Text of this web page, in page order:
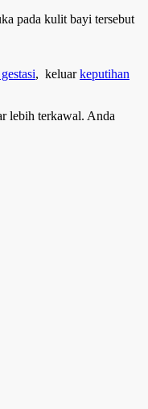
pada kulit bayi tersebut
, keluarkeputihan
lebih terkawal. Anda